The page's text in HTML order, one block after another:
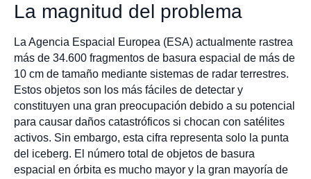
La magnitud del problema
La Agencia Espacial Europea (ESA) actualmente rastrea
más de 34.600 fragmentos de basura espacial de más de
10 cm de tamaño mediante sistemas de radar terrestres.
Estos objetos son los más fáciles de detectar y
constituyen una gran preocupación debido a su potencial
para causar daños catastróficos si chocan con satélites
activos. Sin embargo, esta cifra representa solo la punta
del iceberg. El número total de objetos de basura
espacial en órbita es mucho mayor y la gran mayoría de